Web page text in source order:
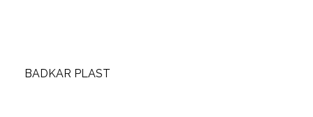
BADKAR PLAST